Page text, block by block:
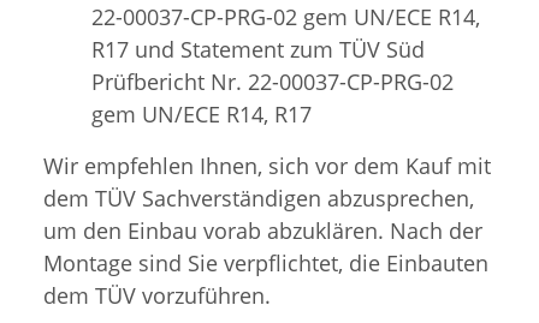
22-00037-CP-PRG-02 gem UN/ECE R14,
R17 und Statement zum TÜV Süd
Prüfbericht Nr. 22-00037-CP-PRG-02
gem UN/ECE R14, R17
Wir empfehlen Ihnen, sich vor dem Kauf mit
dem TÜV Sachverständigen abzusprechen,
um den Einbau vorab abzuklären. Nach der
Montage sind Sie verpflichtet, die Einbauten
dem TÜV vorzuführen.